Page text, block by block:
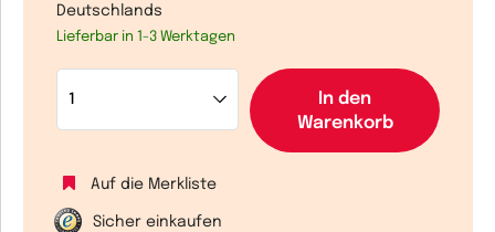
Deutschlands
Lieferbar in 1-3 Werktagen
In den
Warenkorb
Auf die Merkliste
Sicher einkaufen